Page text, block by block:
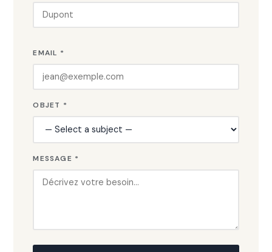
EMAIL *
OBJET *
MESSAGE *